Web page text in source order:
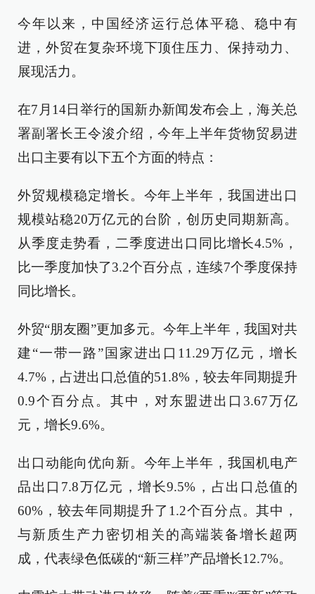
今年以来，中国经济运行总体平稳、稳中有
进，外贸在复杂环境下顶住压力、保持动力、
展现活力。
在7月14日举行的国新办新闻发布会上，海关总
署副署长王令浚介绍，今年上半年货物贸易进
出口主要有以下五个方面的特点：
外贸规模稳定增长。今年上半年，我国进出口
规模站稳20万亿元的台阶，创历史同期新高。
从季度走势看，二季度进出口同比增长4.5%，
比一季度加快了3.2个百分点，连续7个季度保持
同比增长。
外贸“朋友圈”更加多元。今年上半年，我国对共
建“一带一路”国家进出口11.29万亿元，增长
4.7%，占进出口总值的51.8%，较去年同期提升
0.9个百分点。其中，对东盟进出口3.67万亿
元，增长9.6%。
出口动能向优向新。今年上半年，我国机电产
品出口7.8万亿元，增长9.5%，占出口总值的
60%，较去年同期提升了1.2个百分点。其中，
与新质生产力密切相关的高端装备增长超两
成，代表绿色低碳的“新三样”产品增长12.7%。